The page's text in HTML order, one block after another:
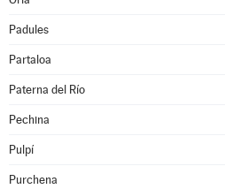
Padules
Partaloa
Paterna del Río
Pechina
Pulpí
Purchena